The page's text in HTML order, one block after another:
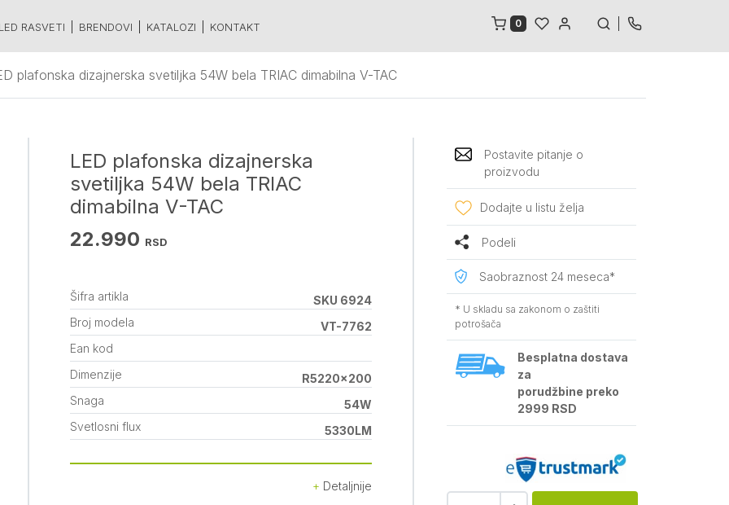
RASVETI BRENDOVI KATALOZI KONTAKT 0
plafonska dizajnerska svetiljka 54W bela TRIAC dimabilna V-TAC
LED plafonska dizajnerska
svetiljka 54W bela TRIAC
dimabilna V-TAC
22.990 RSD
Šifra artikla
SKU 6924
Broj modela
VT-7762
Ean kod
Dimenzije
R5220x200
Snaga
54W
Svetlosni flux
5330LM
Detaljnije
Postavite pitanje o
proizvodu
Dodajte u listu želja
Podeli
Saobraznost 24 meseca*
* U skladu sa zakonom o zaštiti
potrošača
Besplatna dostava
za
porudžbine preko
2999 RSD